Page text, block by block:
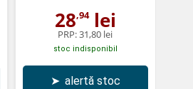
28,94lei
PRP:31,80 lei
stoc indisponibil
➤ alertă stoc